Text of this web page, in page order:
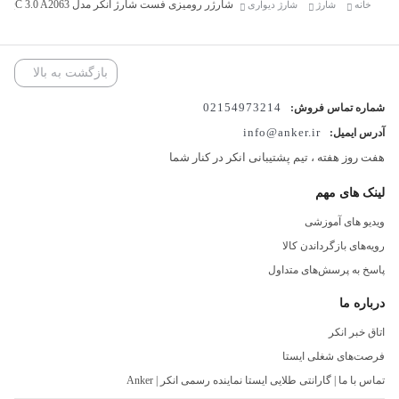
تبدیل شده‌اند.
در بستر زندگی واقعی ، جایی که چندوظیفگی و زمان اهمیت حیاتی دارند،
این شارژر با توانایی شارژ همزمان چندین دستگاه، کارایی را با سهولت
درهم می‌آمیزد.
انتخاب این محصول، نه فقط یک تصمیم فنی، بلکه گامی آگاهانه به سوی
ارتقای کیفیت تجربه دیجیتال شماست که انتظارات را به اوج می‌رساند.
شارژ سریع کوالکام
خانه شارژ شارژ دیواری شارژر رومیزی فست شارژ انکر مدل Anker PowerPort+ 6 Port QC 3.0 A2063
بازگشت به بالا
شماره تماس فروش: 02154973214
آدرس ایمیل:
info@anker.ir
هفت روز هفته ، تیم پشتیبانی انکر در کنار شما
لینک های مهم
ویدیو های آموزشی
رویه‌های بازگرداندن کالا
پاسخ به پرسش‌های متداول
درباره ما
اتاق خبر انکر
فرصت‌های شغلی ایستا
تماس با ما | گارانتی طلایی ایستا نماینده رسمی انکر | Anker